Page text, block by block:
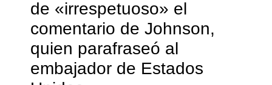
de «irrespetuoso» el
comentario de Johnson,
quien parafraseó al
embajador de Estados